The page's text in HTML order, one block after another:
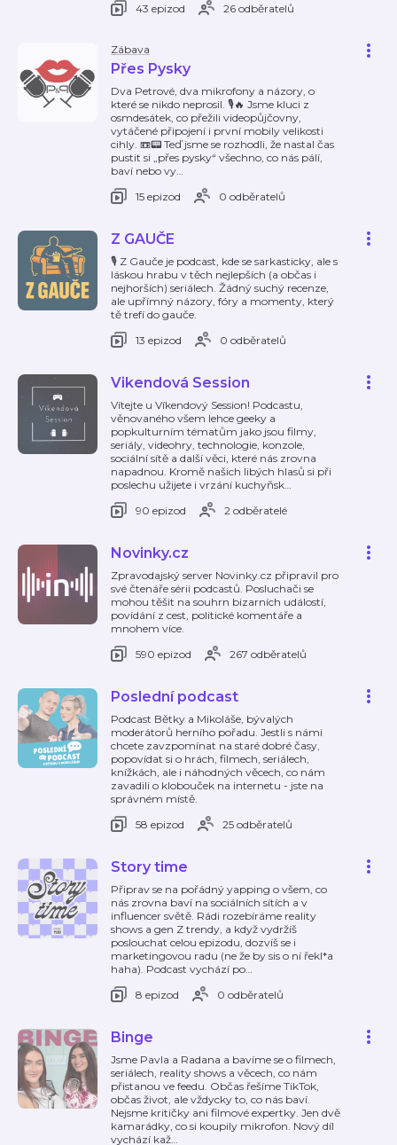
43 epizod 26 odběratelů
Zábava
Přes Pysky
Dva Petrové, dva mikrofony a názory, o
které se nikdo neprosil. 🎙️🔥 Jsme kluci z
osmdesátek, co přežili videopůjčovny,
vytáčené připojení i první mobily velikosti
cihly. 📼📟 Teď jsme se rozhodli, že nastal čas
pustit si „přes pysky“ všechno, co nás pálí,
baví nebo vy…
15 epizod
0 odběratelů
Z GAUČE
🎙️ Z Gauče je podcast, kde se sarkasticky, ale s
láskou hrabu v těch nejlepších (a občas i
nejhorších) seriálech. Žádný suchý recenze,
ale upřímný názory, fóry a momenty, který
tě trefí do gauče.
13 epizod
0 odběratelů
Vikendová Session
Vítejte u Víkendový Session! Podcastu,
věnovaného všem lehce geeky a
popkulturním tématům jako jsou filmy,
seriály, videohry, technologie, konzole,
sociální sítě a další věci, které nás zrovna
napadnou. Kromě našich libých hlasů si při
poslechu užijete i vrzání kuchyňsk…
90 epizod
2 odběratelé
Novinky.cz
Zpravodajský server Novinky.cz připravil pro
své čtenáře sérii podcastů. Posluchači se
mohou těšit na souhrn bizarních událostí,
povídání z cest, politické komentáře a
mnohem více.
590 epizod
267 odběratelů
Poslední podcast
Podcast Bětky a Mikoláše, bývalých
moderátorů herního pořadu. Jestli s námi
chcete zavzpomínat na staré dobré časy,
popovídat si o hrách, filmech, seriálech,
knížkách, ale i náhodných věcech, co nám
zavadili o klobouček na internetu - jste na
správném místě.
58 epizod
25 odběratelů
Story time
Připrav se na pořádný yapping o všem, co
nás zrovna baví na sociálních sítích a v
influencer světě. Rádi rozebíráme reality
shows a gen Z trendy, a když vydržíš
poslouchat celou epizodu, dozvíš se i
marketingovou radu (ne že by sis o ní řekl*a
haha). Podcast vychází po…
8 epizod
0 odběratelů
Binge
Jsme Pavla a Radana a bavíme se o filmech,
seriálech, reality shows a věcech, co nám
přistanou ve feedu. Občas řešíme TikTok,
občas život, ale vždycky to, co nás baví.
Nejsme kritičky ani filmové expertky. Jen dvě
kamarádky, co si koupily mikrofon. Nový díl
vychází kaž…